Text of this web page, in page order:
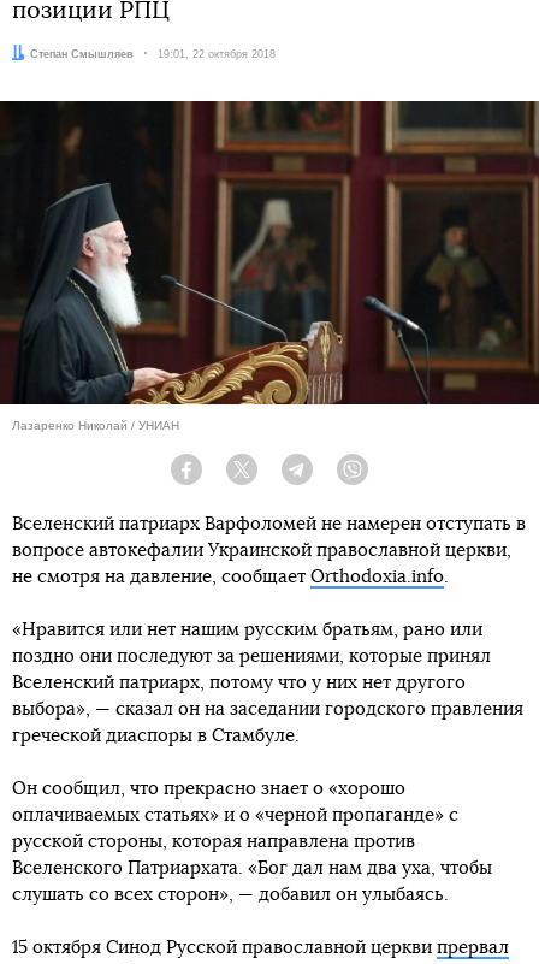
позиции РПЦ
Автор:
Степан Смышляев Дата:
19:01, 22 октября 2018
Лазаренко Николай / УНИАН
Facebook Twitter Telegram
Вселенский патриарх Варфоломей не намерен отступать в
вопросе автокефалии Украинской православной церкви,
не смотря на давление, сообщает Orthodoxia.info.
«Нравится или нет нашим русским братьям, рано или
поздно они последуют за решениями, которые принял
Вселенский патриарх, потому что у них нет другого
выбора», — сказал он на заседании городского правления
греческой диаспоры в Стамбуле.
Он сообщил, что прекрасно знает о «хорошо
оплачиваемых статьях» и о «черной пропаганде» с
русской стороны, которая направлена против
Вселенского Патриархата. «Бог дал нам два уха, чтобы
слушать со всех сторон», — добавил он улыбаясь.
15 октября Синод Русской православной церкви прервал